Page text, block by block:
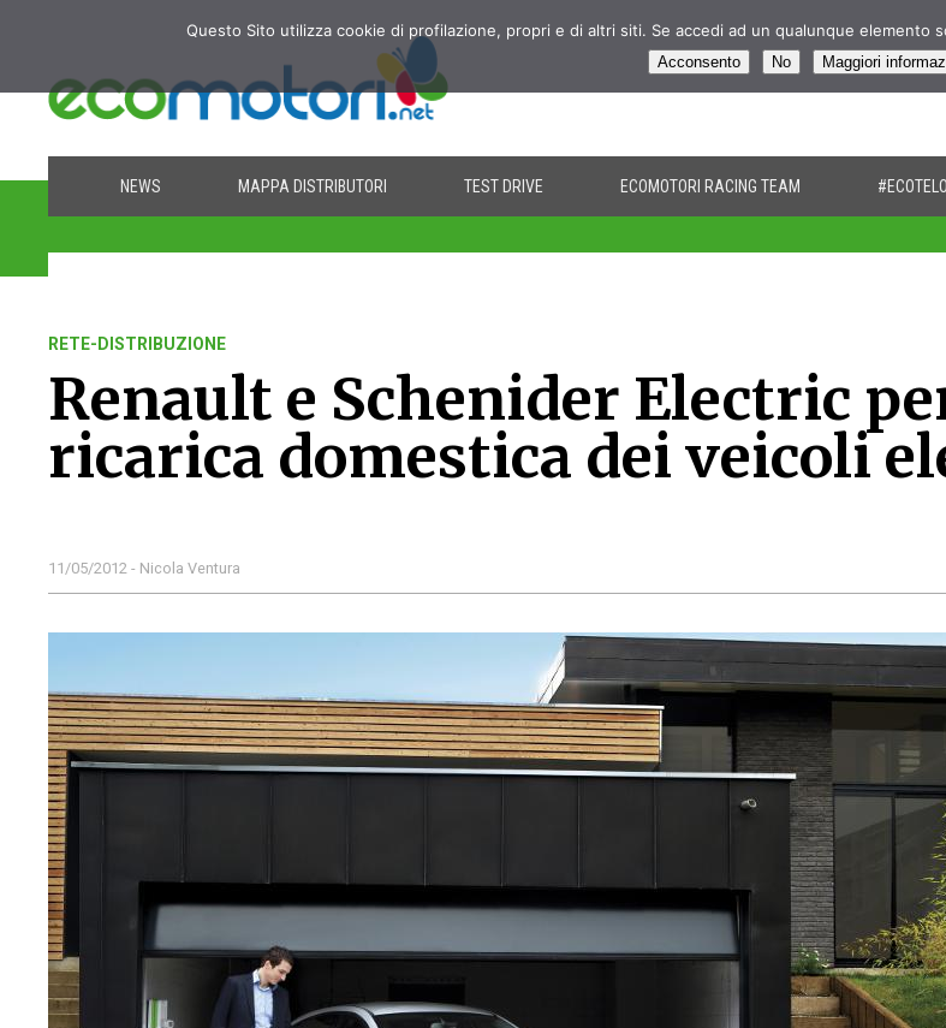
NEWS MAPPA DISTRIBUTORI TEST DRIVE ECOMOTORI RACING TEAM
RETE-DISTRIBUZIONE
Renault e Schenider Electric
ricarica domestica dei veicoli
11/05/2012 - Nicola Ventura
Questo Sito utilizza cookie di profilazione, propri e di altri siti. Se accedi ad un qualunque
Acconsento No Maggiori